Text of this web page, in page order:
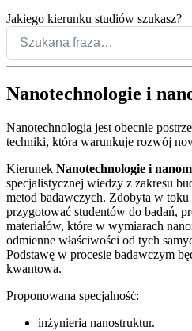
Jakiego kierunku studiów szukasz?
Nanotechnologie i
Nanotechnologia jest obecnie
techniki, która warunkuje rozwój
Kierunek Nanotechnologie i
specjalistycznej wiedzy z zakresu
metod badawczych. Zdobyta w
przygotować studentów do badań,
materiałów, które w wymiarach
odmienne właściwości od tych
Podstawę w procesie badawczym
kwantowa.
Proponowana specjalność:
inżynieria nanostruktur.